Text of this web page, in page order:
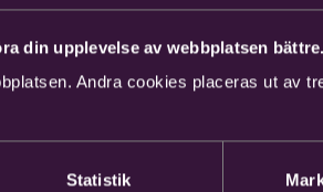
din upplevelse av webbplatsen bättre.
Andra cookies placeras ut av
Statistik